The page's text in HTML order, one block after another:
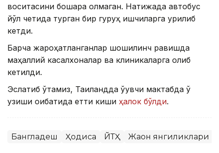
воситасини бошқара олмаган. Натижада автобус
йўл четида турган бир гуруҳ ишчиларга урилиб
кетди.
Барча жароҳатланганлар шошилинч равишда
маҳаллий касалхоналар ва клиникаларга олиб
кетилди.
Эслатиб ўтамиз, Таиландда ўқувчи мактабда ўқ
узиши оқибатида етти киши ҳалок бўлди.
Бангладеш Ҳодиса ЙТҲ Жаҳон янгиликлари